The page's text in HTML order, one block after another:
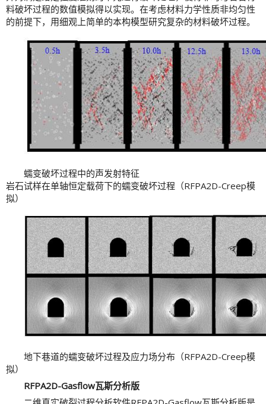
料破坏过程的数值模拟得以实现。在考虑材料力学性质非均匀性
的前提下，用细观上简单的本构模型研究复杂的材料破坏过程。
蠕变破坏过程中的声发射特征
岩石试样在单轴恒定载荷下的蠕变破坏过程（RFPA2D-Creep模
拟）
地下巷道的蠕变破坏过程及应力场分布（RFPA2D-Creep模
拟）
RFPA2D-Gasflow瓦斯分析版